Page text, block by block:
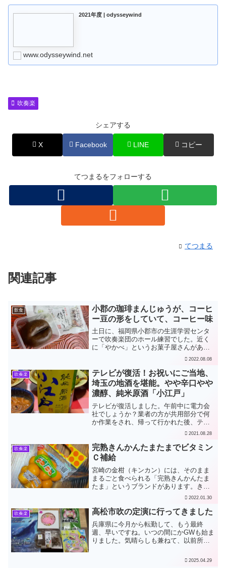
2021年度 | odysseywind
www.odysseywind.net
吹奏楽
シェアする
X Facebook LINE コピー
てつまるをフォローする
てつまる
関連記事
飲食
小郡の珈琲まんじゅうが、コーヒ
ー豆の形をしていて、コーヒー味
土日に、福岡県小郡市の生涯学習センタ
ーで吹奏楽団のホール練習でした。近く
に「やかべ」というお菓子屋さんがあ
り、珈琲まんじゅう「傍ら」の幟が立っ
だきました。生地にも餡にもコーヒーが
入っています。なかなか美味...
2022.08.08
吹奏楽
テレビが復活！お祝いにご当地、
埼玉の地酒を堪能。やや辛口やや
濃醇、純米原酒「小江戸」
テレビが復活しました。午前中に電力会
社でしょうか？業者の方が共用部分で何
か作業をされ、帰って行かれた後、テレ
ビの電波が通るようになったので、テレ
ッチリ映るようになりました。テレ玉と
いう地域密着系のテレビ局...
2021.08.28
吹奏楽
完熟きんかんたまたまでビタミン
Ｃ補給
宮崎の金柑（キンカン）には、そのまま
まるごと食べられる「完熟きんかんたま
たま」というブランドがあります。きん
かんたまたま、略してごらんよ、言えな
のは「完熟きんかんたまたまエクセレン
ト」というのがありますが...
2022.01.30
吹奏楽 高松市吹の定演に行ってきました
兵庫県に今月から転勤して、もう最終
週、早いですね。いつの間にかGWも始ま
りました。気晴らしも兼ねて、以前所属
2025.04.29